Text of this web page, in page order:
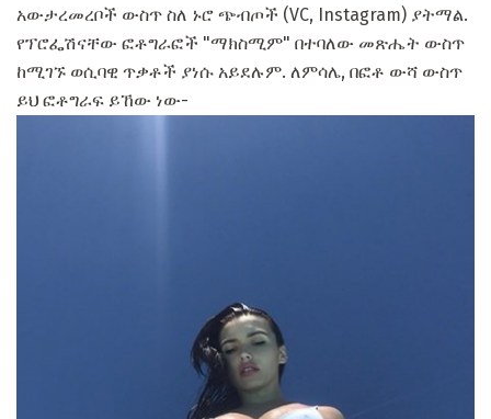
አውታረመረቦች ውስጥ ስለ ኑሮ ጭብጦች (VC, Instagram) ያትማል.
የፕሮፌሽናቸው ፎቶግራፎች "ማክስሚም" በተባለው መጽሔት ውስጥ
ከሚገኙ ወሲባዊ ጥቃቶች ያነሱ አይደሉም. ለምሳሌ, በፎቶ ውሻ ውስጥ
ይህ ፎቶግራፍ ይኸው ነው-